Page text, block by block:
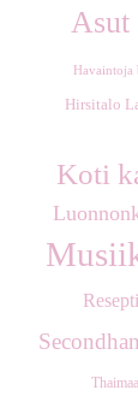
Asut
Havaintoja
Hirsitalo
Koti
Thaimaa